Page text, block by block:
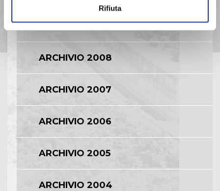
Rifiuta
ARCHIVIO 2009
ARCHIVIO 2008
ARCHIVIO 2007
ARCHIVIO 2006
ARCHIVIO 2005
ARCHIVIO 2004